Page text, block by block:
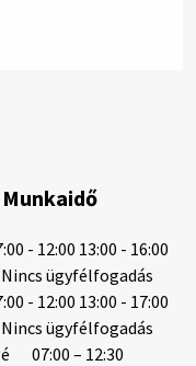
A tartós
Lakosság!
Munkaidő
- 12:00 13:00 - 16:00
Nincs ügyfélfogadás
- 12:00 13:00 - 17:00
Nincs ügyfélfogadás
07:00 – 12:30